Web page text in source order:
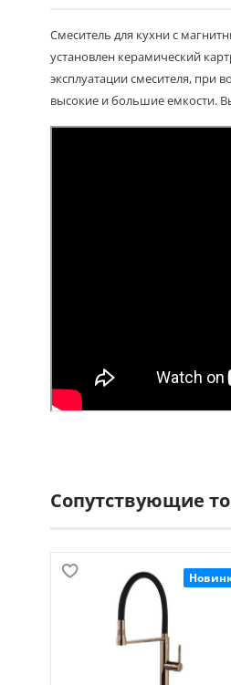
Смеситель для кухни с
установлен керамический
эксплуатации смесителя,
высокие и большие емкости.
Сопутствующие